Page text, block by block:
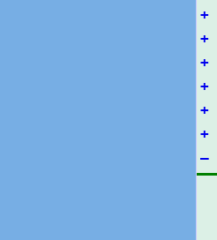
+
+
+
+
+
+
–